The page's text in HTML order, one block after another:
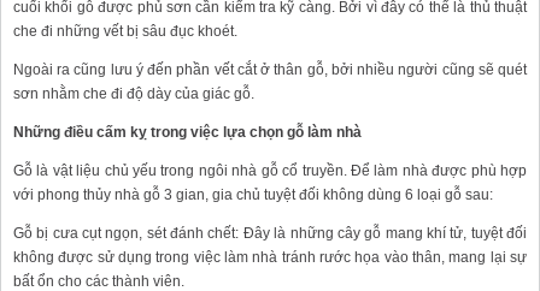
cuối khối gỗ được phủ sơn cần kiểm tra kỹ càng. Bởi vì đây có thể là thủ thuật
che đi những vết bị sâu đục khoét.
Ngoài ra cũng lưu ý đến phần vết cắt ở thân gỗ, bởi nhiều người cũng sẽ quét
sơn nhằm che đi độ dày của giác gỗ.
Những điều cấm kỵ trong việc lựa chọn gỗ làm nhà
Gỗ là vật liệu chủ yếu trong ngôi nhà gỗ cổ truyền. Để làm nhà được phù hợp
với phong thủy nhà gỗ 3 gian, gia chủ tuyệt đối không dùng 6 loại gỗ sau:
Gỗ bị cưa cụt ngọn, sét đánh chết: Đây là những cây gỗ mang khí tử, tuyệt đối
không được sử dụng trong việc làm nhà tránh rước họa vào thân, mang lại sự
bất ổn cho các thành viên.